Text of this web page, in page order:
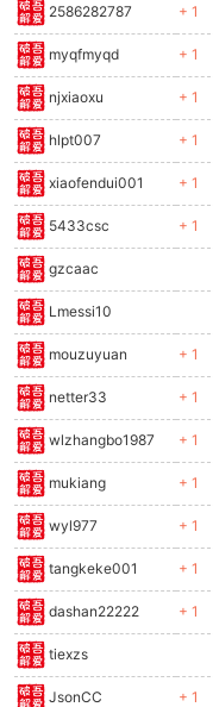
2586282787 + 1
myqfmyqd + 1
njxiaoxu + 1
hlpt007 + 1
xiaofendui001 + 1
5433csc + 1
gzcaac
Lmessi10
mouzuyuan + 1
netter33 + 1
wlzhangbo1987 + 1
mukiang + 1
wyl977 + 1
tangkeke001 + 1
dashan22222 + 1
tiexzs
JsonCC + 1